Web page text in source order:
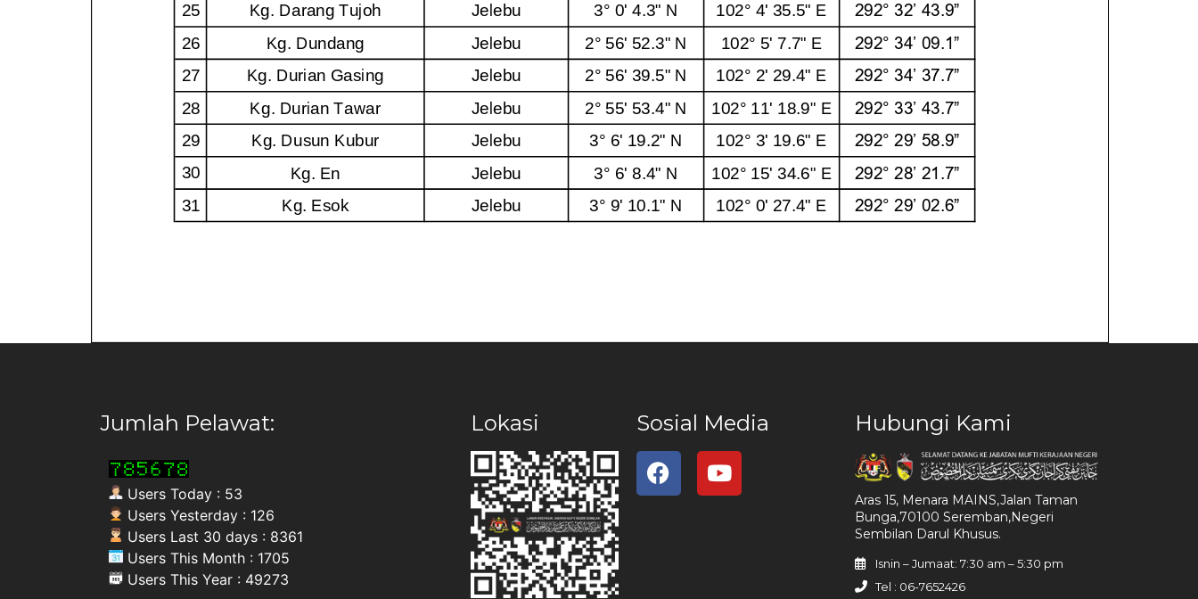
Jumlah Pelawat:
Users Today : 53
Users Yesterday : 126
Users Last 30 days : 8361
Users This Month : 1705
Users This Year : 49273
Lokasi Sosial Media Hubungi Kami
Aras 15, Menara MAINS,Jalan Taman
Bunga,70100 Seremban,Negeri
Sembilan Darul Khusus.
Isnin – Jumaat: 7:30 am – 5:30 pm
Tel : 06-7652426